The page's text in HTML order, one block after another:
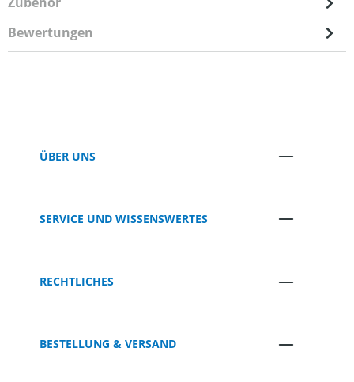
Bewertungen
ÜBER UNS
SERVICE UND WISSENSWERTES
RECHTLICHES
BESTELLUNG & VERSAND